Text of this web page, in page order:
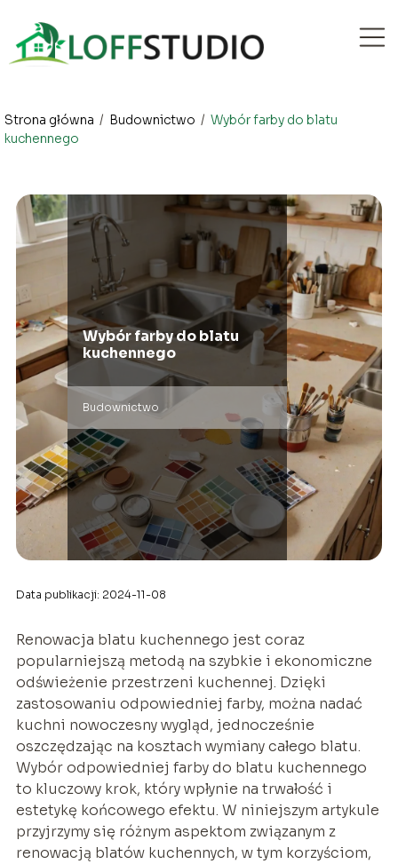
Strona główna / Budownictwo / Wybór farby do blatu
kuchennego
Wybór farby do blatu
kuchennego
Budownictwo
Data publikacji: 2024-11-08
Renowacja blatu kuchennego jest coraz
popularniejszą metodą na szybkie i ekonomiczne
odświeżenie przestrzeni kuchennej. Dzięki
zastosowaniu odpowiedniej farby, można nadać
kuchni nowoczesny wygląd, jednocześnie
oszczędzając na kosztach wymiany całego blatu.
Wybór odpowiedniej farby do blatu kuchennego
to kluczowy krok, który wpłynie na trwałość i
estetykę końcowego efektu. W niniejszym artykule
przyjrzymy się różnym aspektom związanym z
renowacją blatów kuchennych, w tym korzyściom,